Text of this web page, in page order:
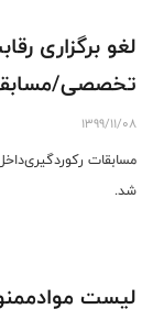
لغو برگزاری
تخصصی/
1399/11/08
مسابقات
شد.
لیست